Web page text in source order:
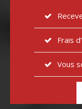
Frais
Vous